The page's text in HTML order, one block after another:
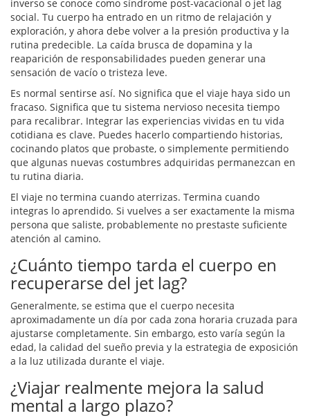
inverso se conoce como síndrome post-vacacional o jet lag
social. Tu cuerpo ha entrado en un ritmo de relajación y
exploración, y ahora debe volver a la presión productiva y la
rutina predecible. La caída brusca de dopamina y la
reaparición de responsabilidades pueden generar una
sensación de vacío o tristeza leve.
Es normal sentirse así. No significa que el viaje haya sido un
fracaso. Significa que tu sistema nervioso necesita tiempo
para recalibrar. Integrar las experiencias vividas en tu vida
cotidiana es clave. Puedes hacerlo compartiendo historias,
cocinando platos que probaste, o simplemente permitiendo
que algunas nuevas costumbres adquiridas permanezcan en
tu rutina diaria.
El viaje no termina cuando aterrizas. Termina cuando
integras lo aprendido. Si vuelves a ser exactamente la misma
persona que saliste, probablemente no prestaste suficiente
atención al camino.
¿Cuánto tiempo tarda el cuerpo en
recuperarse del jet lag?
Generalmente, se estima que el cuerpo necesita
aproximadamente un día por cada zona horaria cruzada para
ajustarse completamente. Sin embargo, esto varía según la
edad, la calidad del sueño previa y la estrategia de exposición
a la luz utilizada durante el viaje.
¿Viajar realmente mejora la salud
mental a largo plazo?